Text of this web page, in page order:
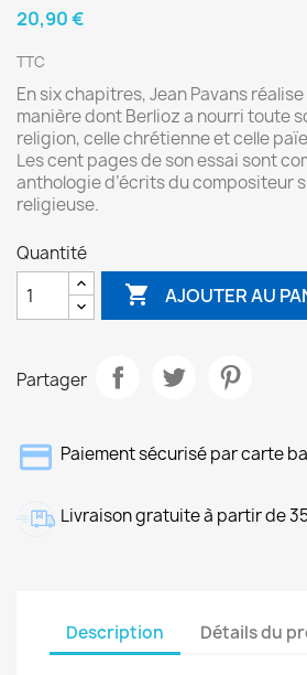
20,90 €
TTC
En six chapitres, Jean Pavans
manière dont Berlioz a nourri toute
religion, celle chrétienne et celle
Les cent pages de son essai sont
anthologie d’écrits du compositeur
religieuse.
Quantité
 AJOUTER AU
Partager
Paiement sécurisé par carte
Livraison gratuite à partir de
Description Détails du